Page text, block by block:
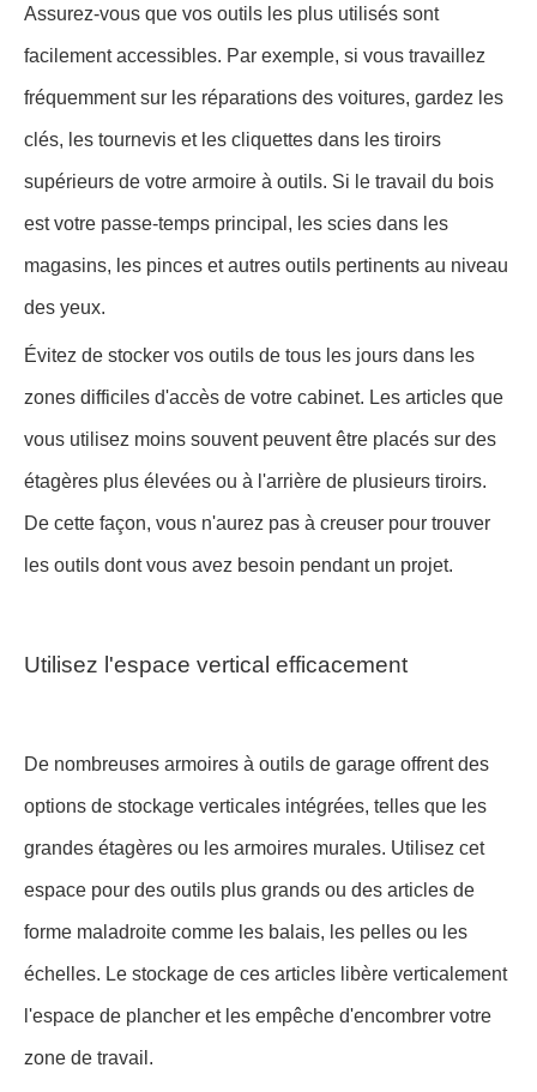
Assurez-vous que vos outils les plus utilisés sont
facilement accessibles. Par exemple, si vous travaillez
fréquemment sur les réparations des voitures, gardez les
clés, les tournevis et les cliquettes dans les tiroirs
supérieurs de votre armoire à outils. Si le travail du bois
est votre passe-temps principal, les scies dans les
magasins, les pinces et autres outils pertinents au niveau
des yeux.
Évitez de stocker vos outils de tous les jours dans les
zones difficiles d'accès de votre cabinet. Les articles que
vous utilisez moins souvent peuvent être placés sur des
étagères plus élevées ou à l'arrière de plusieurs tiroirs.
De cette façon, vous n'aurez pas à creuser pour trouver
les outils dont vous avez besoin pendant un projet.
Utilisez l'espace vertical efficacement
De nombreuses armoires à outils de garage offrent des
options de stockage verticales intégrées, telles que les
grandes étagères ou les armoires murales. Utilisez cet
espace pour des outils plus grands ou des articles de
forme maladroite comme les balais, les pelles ou les
échelles. Le stockage de ces articles libère verticalement
l'espace de plancher et les empêche d'encombrer votre
zone de travail.